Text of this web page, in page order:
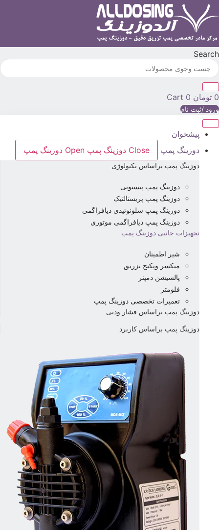
Search
0 تومان 0
Cart
ورود /ثبت نام
پیشخوان
دوزینگ پمپ
Close دوزینگ پمپ Open دوزینگ پمپ
دوزینگ پمپ براساس تکنولوژی
دوزینگ پمپ پیستونی
دوزینگ پمپ پریستالتیک
دوزینگ پمپ سلونوئیدی دیافراگمی
دوزینگ پمپ دیافراگمی موتوری
تجهیزات جانبی دوزینگ پمپ
شیر اطمینان
میکسر وپکیج تزریق
پالسیشن دمپنر
فلومتر
تعمیرات تخصصی دوزینگ پمپ
دوزینگ پمپ براساس فشار ودبی
دوزینگ پمپ براساس کاربرد